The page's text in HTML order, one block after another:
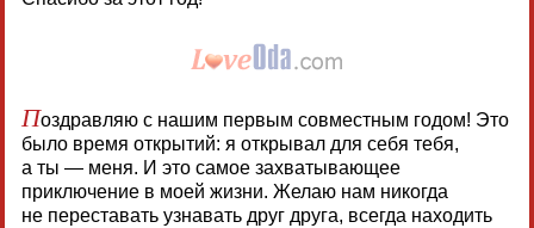
Поздравляю с нашим первым совместным годом! Это
было время открытий: я открывал для себя тебя,
а ты — меня. И это самое захватывающее
приключение в моей жизни. Желаю нам никогда
не переставать узнавать друг друга, всегда находить